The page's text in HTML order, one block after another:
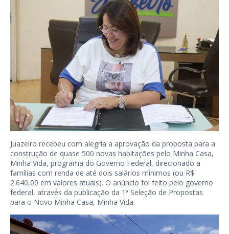
Juazeiro recebeu com alegria a aprovação da proposta para a
construção de quase 500 novas habitações pelo Minha Casa,
Minha Vida, programa do Governo Federal, direcionado a
famílias com renda de até dois salários mínimos (ou R$
2.640,00 em valores atuais). O anúncio foi feito pelo governo
federal, através da publicação da 1ª Seleção de Propostas
para o Novo Minha Casa, Minha Vida.